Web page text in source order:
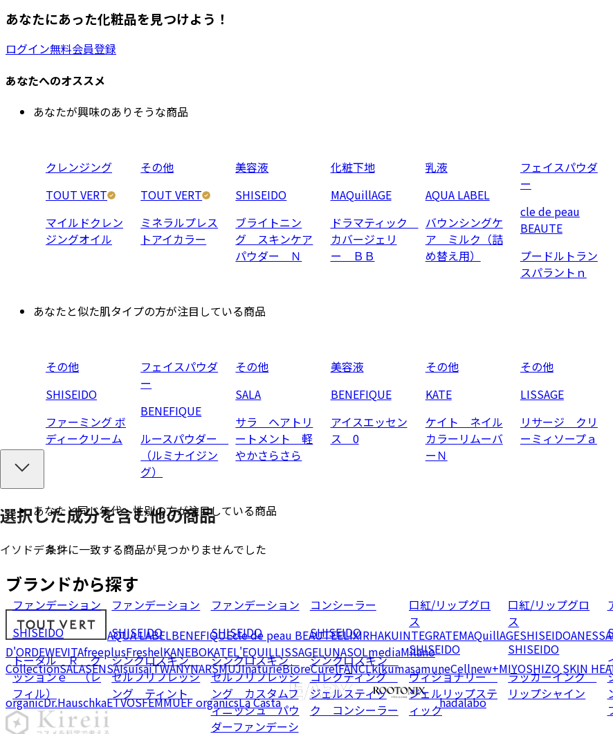
選択した成分を含む他の商品
イソドデカン
ファンデーション
SHISEIDO
トータル Ｒ ク
ッションｅ （レ
フィル）
ファンデーション
SHISEIDO
シンクロスキン
セルフリフレッシ
ング ティント
ファンデーション
SHISEIDO
シンクロスキン
セルフリフレッシ
ング カスタムフ
ィニッシュ パウ
ダーファンデーシ
コンシーラー
SHISEIDO
シンクロスキン
コレクティング
ジェルスティッ
ク コンシーラー
口紅/リップグロ
ス
SHISEIDO
ヴィジョナリー
ジェルリップステ
ィック
口紅/リップグロ
ス
SHISEIDO
ラッカーインク
リップシャイン
あなたにあった化粧品を見つけよう！
ログイン無料会員登録
あなたへのオススメ
あなたが興味のありそうな商品
クレンジング
TOUT VERT
マイルドクレン
ジングオイル
その他
TOUT VERT
ミネラルプレス
トアイカラー
美容液
SHISEIDO
ブライトニン
グ スキンケア
パウダー Ｎ
化粧下地
MAQuillAGE
ドラマティック
カバージェリ
ー ＢＢ
乳液
AQUA LABEL
バウンシングケ
ア ミルク（詰
め替え用）
フェイスパウダ
ー
cle de peau
BEAUTE
プードルトラン
スパラントｎ
あなたと似た肌タイプの方が注目している商品
その他
SHISEIDO
ファーミング ボ
ディークリーム
フェイスパウダ
ー
BENEFIQUE
ルースパウダー
（ルミナイジン
グ）
その他
SALA
サラ ヘアトリ
ートメント 軽
やかさらさら
美容液
BENEFIQUE
アイスエッセン
ス 0
その他
KATE
ケイト ネイル
カラーリムーバ
ーＮ
その他
LISSAGE
リサージ クリ
ーミィソープａ
あなたと同じ年代・性別の方が注目している商品
条件に一致する商品が見つかりませんでした
ブランドから探す
AQUA LABELBENEFIQUEcle de peau BEAUTEELIXIRHAKUINTEGRATEMAQuillAGESHISEIDOANESSA
D'ORDEWEVITAfreeplusFreshelKANEBOKATEL'EQUILLISSAGELUNASOLmediaMilano
CollectionSALASENSAIsuisaiTWANYNARSMUJInaturieBioreCurelFANCLkikumasamuneCellnew+MIYOSHIZO SKIN
organicDr.HauschkaETVOSFEMMUEF organicsLa Casta hadalabo